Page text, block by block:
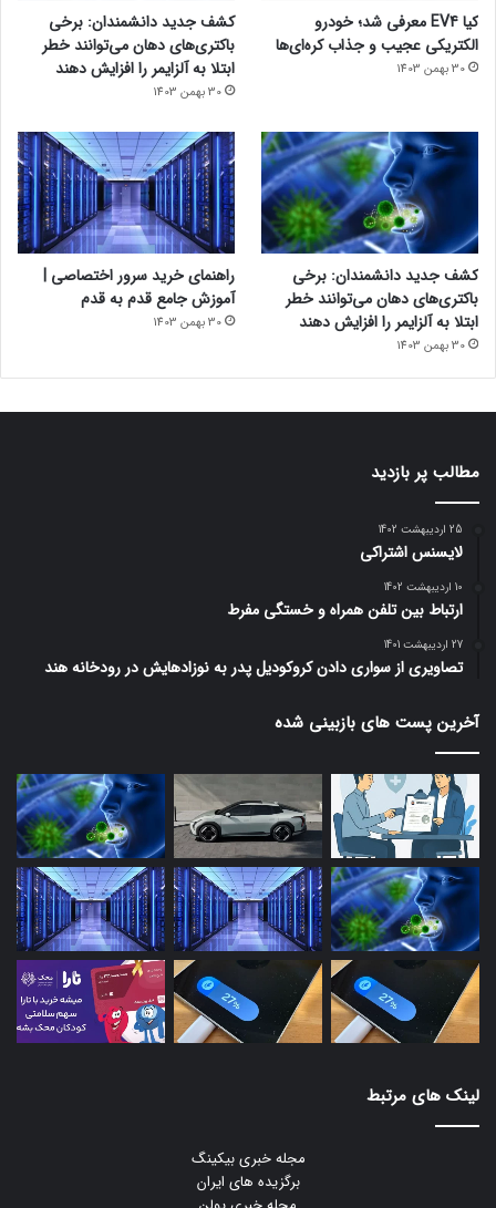
کیا EV4 معرفی شد؛ خودرو
الکتریکی عجیب و جذاب کره‌ای‌ها
30 بهمن 1403
کشف جدید دانشمندان: برخی
باکتری‌های دهان می‌توانند خطر
ابتلا به آلزایمر را افزایش دهند
30 بهمن 1403
کشف جدید دانشمندان: برخی
باکتری‌های دهان می‌توانند خطر
ابتلا به آلزایمر را افزایش دهند
30 بهمن 1403
راهنمای خرید سرور اختصاصی |
آموزش جامع قدم به قدم
30 بهمن 1403
مطالب پر بازدید
25 اردیبهشت 1402
لایسنس اشتراکی
10 اردیبهشت 1402
ارتباط بین تلفن همراه و خستگی مفرط
27 اردیبهشت 1401
تصاویری از سواری دادن کروکودیل پدر به نوزادهایش در رودخانه هند
آخرین پست های بازبینی شده
لینک های مرتبط
مجله خبری بیکینگ
برگزیده های ایران